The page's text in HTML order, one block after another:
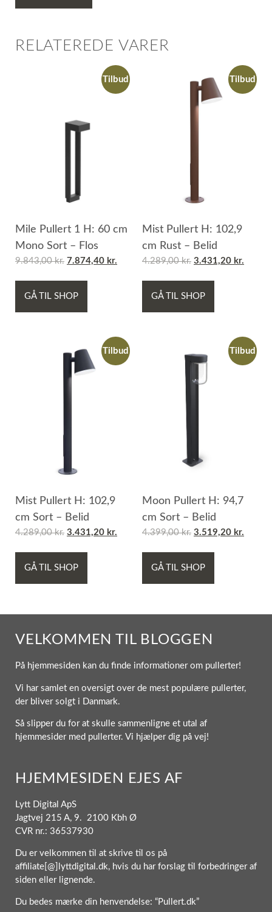
RELATEREDE VARER
Tilbud
Mile Pullert 1 H: 60 cm
Mono Sort – Flos
9.843,00kr. 7.874,40 kr.
GÅ TIL SHOP
Tilbud
Mist Pullert H: 102,9
cm Rust – Belid
4.289,00kr. 3.431,20 kr.
GÅ TIL SHOP
Tilbud
Mist Pullert H: 102,9
cm Sort – Belid
4.289,00kr. 3.431,20 kr.
GÅ TIL SHOP
Tilbud
Moon Pullert H: 94,7
cm Sort – Belid
4.399,00kr. 3.519,20 kr.
GÅ TIL SHOP
VELKOMMEN TIL BLOGGEN
På hjemmesiden kan du finde informationer om pullerter!
Vi har samlet en oversigt over de mest populære pullerter,
der bliver solgt i Danmark.
Så slipper du for at skulle sammenligne et utal af
hjemmesider med pullerter. Vi hjælper dig på vej!
HJEMMESIDEN EJES AF
Lytt Digital ApS
Jagtvej 215 A, 9. 2100 Kbh Ø
CVR nr.: 36537930
Du er velkommen til at skrive til os på
affiliate[@]lyttdigital.dk, hvis du har forslag til forbedringer af
siden eller lignende.
Du bedes mærke din henvendelse: “Pullert.dk”